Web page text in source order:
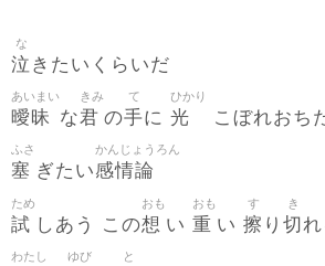
泣
な
きたいくらいだ
曖昧
あいまい
な君
きみ
の手
て
に 光
ひかり
こぼれおち
塞
ふさ
ぎたい感情論
かんじょうろん
試
ため
しあう この想
おも
い 重
おも
い 擦
す
り 切
き
わたし ゆび と